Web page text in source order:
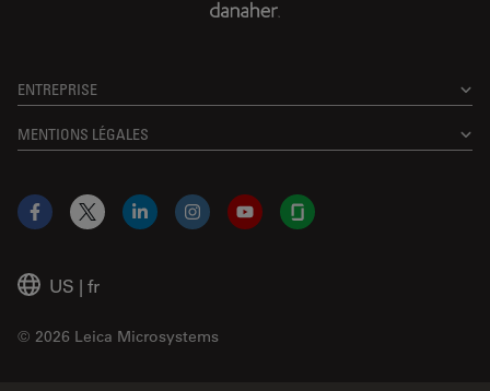
ENTREPRISE
MENTIONS LÉGALES
US | fr
© 2026 Leica Microsystems
Facebook
X LinkedInInstagramYouTubeGlassdoor